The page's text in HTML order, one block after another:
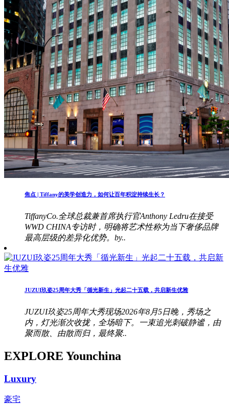
焦点 | Tiffany的美学创造力，如何让百年积淀持续生长？
TiffanyCo.全球总裁兼首席执行官Anthony Ledru在接受
WWD CHINA专访时，明确将艺术性称为当下奢侈品牌
最高层级的差异化优势。by..
JUZUI玖姿25周年大秀「循光新生」光起二十五载，共启新生优雅
JUZUI玖姿25周年大秀现场2026年8月5日晚，秀场之
内，灯光渐次收拢，全场暗下。一束追光刺破静谧，由
聚而散、由散而归，最终聚..
EXPLORE Younchina
Luxury
豪宅